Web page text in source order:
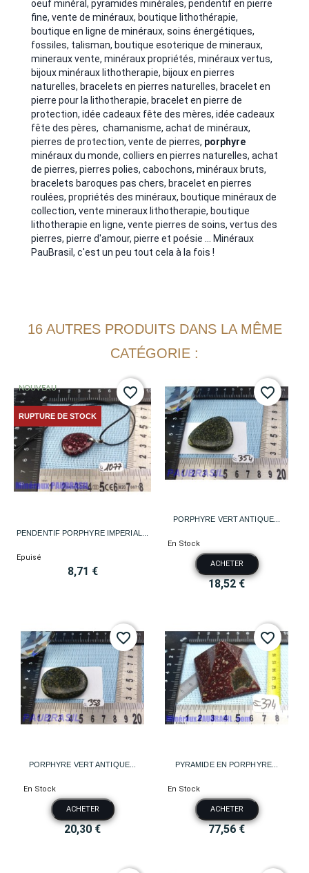
oeuf minéral, pyramides minérales, pendentif en pierre
fine, vente de minéraux, boutique lithothérapie,
boutique en ligne de minéraux, soins énergétiques,
fossiles, talisman, boutique esoterique de mineraux,
mineraux vente, minéraux propriétés, minéraux vertus,
bijoux minéraux lithotherapie, bijoux en pierres
naturelles, bracelets en pierres naturelles, bracelet en
pierre pour la lithotherapie, bracelet en pierre de
protection, idée cadeaux fête des mères, idée cadeaux
fête des pères, chamanisme, achat de minéraux,
pierres de protection, vente de pierres, porphyre
minéraux du monde, colliers en pierres naturelles, achat
de pierres, pierres polies, cabochons, minéraux bruts,
bracelets baroques pas chers, bracelet en pierres
roulées, propriétés des minéraux, boutique minéraux de
collection, vente mineraux lithotherapie, boutique
lithotherapie en ligne, vente pierres de soins, vertus des
pierres, pierre d'amour, pierre et poésie ... Minéraux
PauBrasil, c'est un peu tout cela à la fois !
16 AUTRES PRODUITS DANS LA MÊME
CATÉGORIE :
PENDENTIF PORPHYRE IMPERIAL...
Epuisé
8,71 €
NOUVEAU
RUPTURE DE STOCK
favorite_border
PORPHYRE VERT ANTIQUE...
En Stock
ACHETER
18,52 €
favorite_border
PORPHYRE VERT ANTIQUE...
En Stock
ACHETER
20,30 €
favorite_border
PYRAMIDE EN PORPHYRE...
En Stock
ACHETER
77,56 €
favorite_border